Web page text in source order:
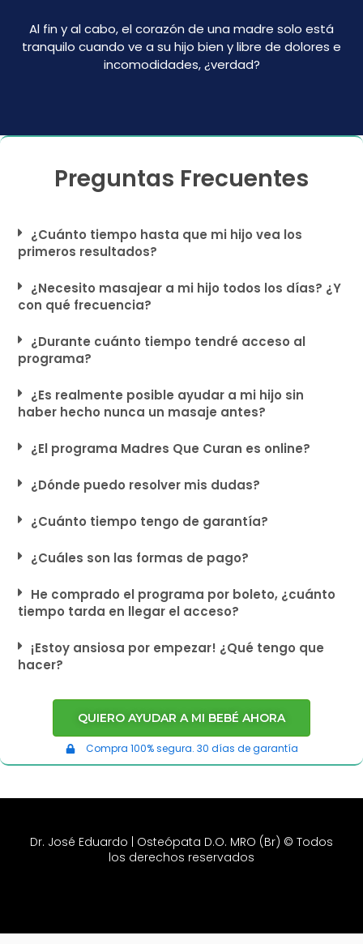
Al fin y al cabo, el corazón de una madre solo está
tranquilo cuando ve a su hijo bien y libre de dolores e
incomodidades, ¿verdad?
Preguntas Frecuentes
¿Cuánto tiempo hasta que mi hijo vea los
primeros resultados?
¿Necesito masajear a mi hijo todos los días? ¿Y
con qué frecuencia?
¿Durante cuánto tiempo tendré acceso al
programa?
¿Es realmente posible ayudar a mi hijo sin
haber hecho nunca un masaje antes?
¿El programa Madres Que Curan es online?
¿Dónde puedo resolver mis dudas?
¿Cuánto tiempo tengo de garantía?
¿Cuáles son las formas de pago?
He comprado el programa por boleto, ¿cuánto
tiempo tarda en llegar el acceso?
¡Estoy ansiosa por empezar! ¿Qué tengo que
hacer?
QUIERO AYUDAR A MI BEBÉ AHORA
Compra 100% segura. 30 días de garantía
Dr. José Eduardo | Osteópata D.O. MRO (Br) © Todos
los derechos reservados